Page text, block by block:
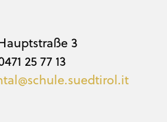
3
25 77 13